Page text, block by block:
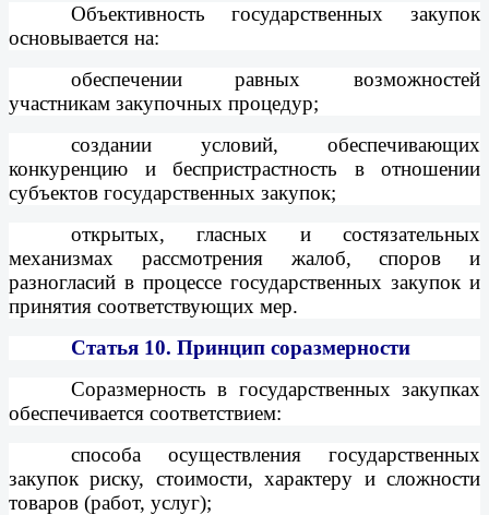
Объективность государственных закупок
основывается на:
обеспечении равных возможностей
участникам закупочных процедур;
создании условий, обеспечивающих
конкуренцию и беспристрастность в отношении
субъектов государственных закупок;
открытых, гласных и состязательных
механизмах рассмотрения жалоб, споров и
разногласий в процессе государственных закупок и
принятия соответствующих мер.
Статья 10. Принцип соразмерности
Соразмерность в государственных закупках
обеспечивается соответствием:
способа осуществления государственных
закупок риску, стоимости, характеру и сложности
товаров (работ, услуг);